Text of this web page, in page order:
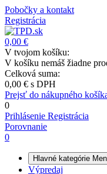
Pobočky a kontakt
Registrácia
0,00 €
V tvojom košíku:
V košíku nemáš žiadne
Celková suma:
0,00 € s DPH
Prejsť do nákupného
0
Prihlásenie Registrácia
Porovnanie
0
Hlavné kategórie
Výpredaj